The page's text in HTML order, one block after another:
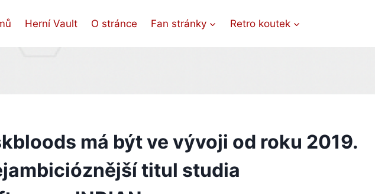
Herní Vault O stránce Fan stránky Retro koutek
má být ve vývoji od roku 2019.
titul studia